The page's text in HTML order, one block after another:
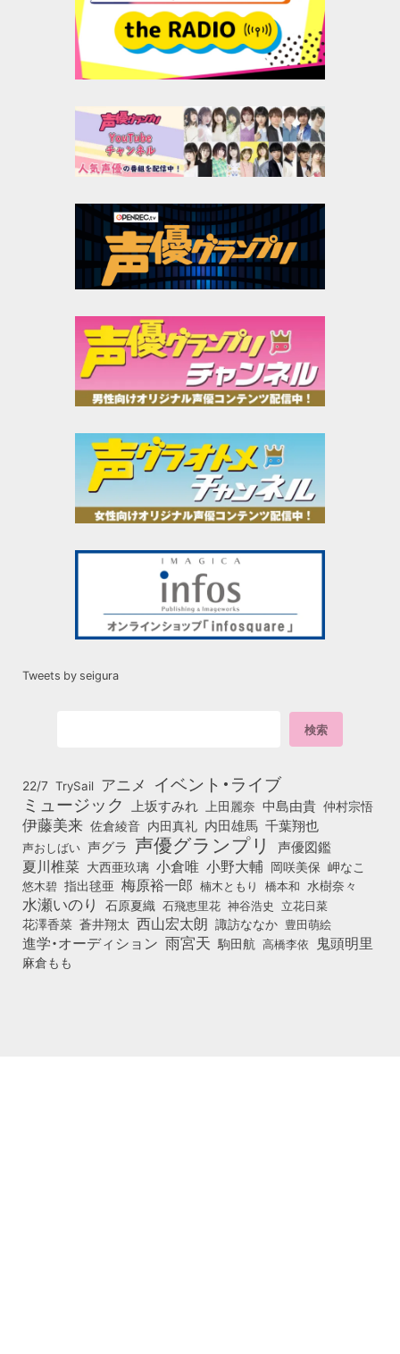
Tweets by seigura
22/7 TrySail アニメ イベント・ライブ
ミュージック 上坂すみれ 上田麗奈 中島由貴 仲村宗悟
伊藤美来 佐倉綾音 内田真礼 内田雄馬 千葉翔也
声おしばい 声グラ 声優グランプリ 声優図鑑
夏川椎菜 大西亜玖璃 小倉唯 小野大輔 岡咲美保 岬なこ
悠木碧 指出毬亜 梅原裕一郎 楠木ともり 橋本和 水樹奈々
水瀬いのり 石原夏織 石飛恵里花 神谷浩史 立花日菜
花澤香菜 蒼井翔太 西山宏太朗 諏訪ななか 豊田萌絵
進学・オーディション 雨宮天 駒田航 高橋李依 鬼頭明里
麻倉もも